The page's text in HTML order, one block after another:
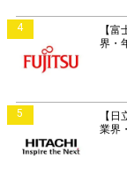
4
【
界・
5
【
業界